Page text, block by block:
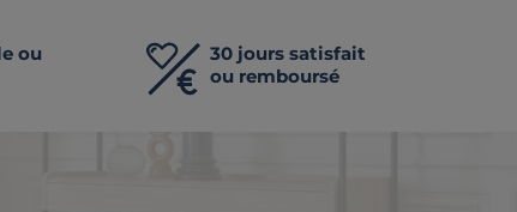
ou
30 jours satisfait
ou remboursé